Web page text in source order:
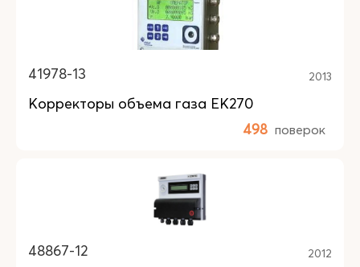
41978-13 2013
Корректоры объема газа ЕК270
498 поверок
48867-12 2012